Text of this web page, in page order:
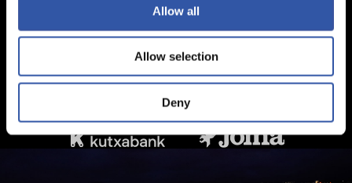
Allow all
Allow selection
Deny